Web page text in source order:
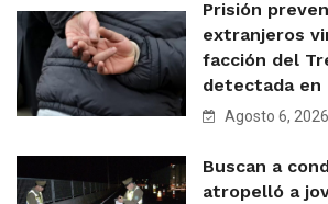
Prisión
extranjeros
facción del
detectada en
Agosto 6, 2026
Buscan a
atropelló a